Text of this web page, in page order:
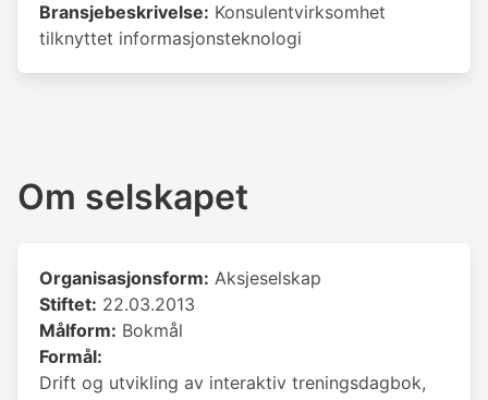
Bransjebeskrivelse: Konsulentvirksomhet
tilknyttet informasjonsteknologi
Om selskapet
Organisasjonsform: Aksjeselskap
Stiftet: 22.03.2013
Målform: Bokmål
Formål:
Drift og utvikling av interaktiv treningsdagbok,